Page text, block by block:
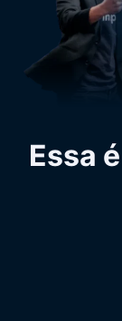
Essa